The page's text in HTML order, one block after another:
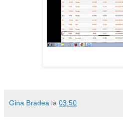
Gina Bradea la 03:50